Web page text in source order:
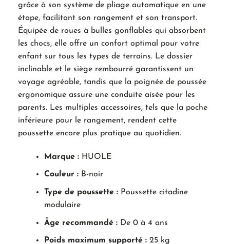
grâce à son système de pliage automatique en une
étape, facilitant son rangement et son transport.
Équipée de roues à bulles gonflables qui absorbent
les chocs, elle offre un confort optimal pour votre
enfant sur tous les types de terrains. Le dossier
inclinable et le siège rembourré garantissent un
voyage agréable, tandis que la poignée de poussée
ergonomique assure une conduite aisée pour les
parents. Les multiples accessoires, tels que la poche
inférieure pour le rangement, rendent cette
poussette encore plus pratique au quotidien.
Marque :HUOLE
Couleur :B-noir
Type de poussette :Poussette citadine
modulaire
Âge recommandé :De 0 à 4 ans
Poids maximum supporté :25 kg